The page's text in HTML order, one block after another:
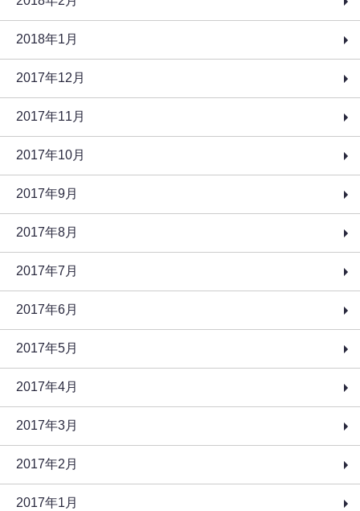
2018年1月
2017年12月
2017年11月
2017年10月
2017年9月
2017年8月
2017年7月
2017年6月
2017年5月
2017年4月
2017年3月
2017年2月
2017年1月